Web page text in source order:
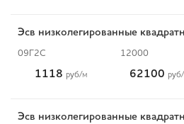
Эсв низколегированные
09Г2С 12000
1118 руб/м 62100 руб
Эсв низколегированные